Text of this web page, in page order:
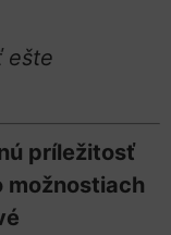
ešte
príležitosť
možnostiach